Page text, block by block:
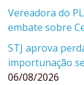
Vereadora do
embate sobre
STJ aprova
importunação
06/08/2026